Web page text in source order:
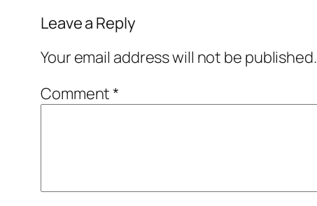
Leave a Reply
Your email address will not be published.
Comment*